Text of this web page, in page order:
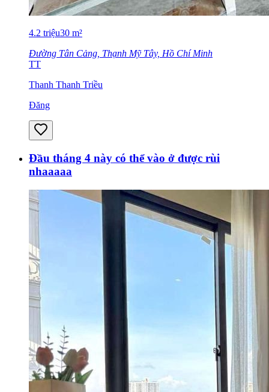
4.2 triệu30 m²
Đường Tân Cảng, Thạnh Mỹ Tây, Hồ Chí Minh
TT
Thanh Thanh Triều
Đăng
Đầu tháng 4 này có thể vào ở được rùi
nhaaaaa